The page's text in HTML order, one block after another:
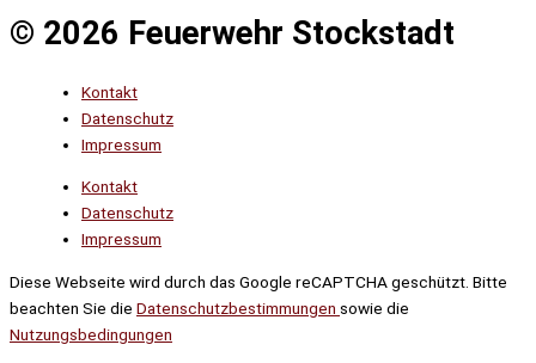
© 2026 Feuerwehr Stockstadt
Kontakt
Datenschutz
Impressum
Kontakt
Datenschutz
Impressum
Diese Webseite wird durch das Google reCAPTCHA geschützt. Bitte
beachten Sie die Datenschutzbestimmungen sowie die
Nutzungsbedingungen